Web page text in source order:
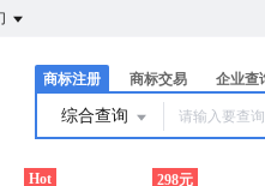
商标注册 商标交易 企业查
综合查询
Hot 298元